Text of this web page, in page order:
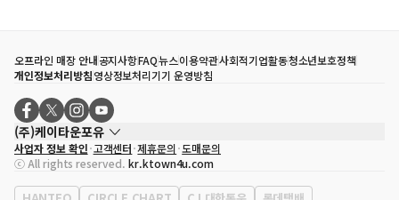
오프라인 매장 안내공지사항FAQ뉴스이용약관사회적기업활동청소년보호정책
개인정보처리방침영상정보처리기기 운영방침
(주)케이타운포유
대표자
송효민
사업자등록번호
120-87-71116
통신판매업 신고번호 제2011-서울강남-02223
사업자 정보 확인 고객센터 제휴문의 도매문의
ⓒ All rights reserved. kr.ktown4u.com